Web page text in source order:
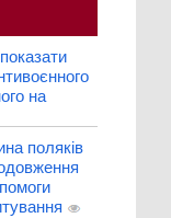
на
поляків